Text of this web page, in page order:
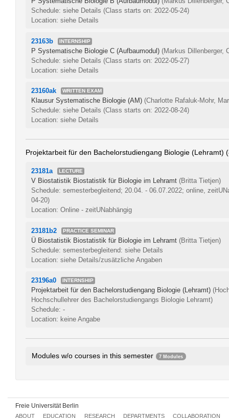
Schedule: siehe Details (Class starts on: 2022-05-24)
Location: siehe Details
23163b INTERNSHIP
P Systematische Biologie C (Aufbaumodul) (Markus Dillenberger,
Schedule: siehe Details (Class starts on: 2022-05-27)
Location: siehe Details
23160ak WRITTEN EXAM
Klausur Systematische Biologie (AM) (Charlotte Rafaluk-Mohr,
Schedule: siehe Details (Class starts on: 2022-08-24)
Location: siehe Details
Projektarbeit für den Bachelorstudiengang Biologie (Lehramt)
23181a LECTURE
V Biostatistik Biostatistik für Biologie im Lehramt (Britta Tietjen)
Schedule: semesterbegleitend; 20.04. - 06.07.2022; online,
04-20)
Location: Online - zeitUNabhängig
23181b2 PRACTICE SEMINAR
Ü Biostatistik Biostatistik für Biologie im Lehramt (Britta Tietjen)
Schedule: semesterbegleitend: siehe Details
Location: siehe Details/zusätzliche Angaben
23196a0 INTERNSHIP
Projektarbeit für den Bachelorstudiengang Biologie (Lehramt)
Hochschullehrer des Bachelorstudiengangs Biologie Lehramt)
Schedule: -
Location: keine Angabe
Modules w/o courses in this semester 7 Modules
Botany and Biodiversity 0145bA3.1
Physiological Biology (advanced module)
Freie Universität Berlin
ABOUT EDUCATION RESEARCH DEPARTMENTS COLLABORATION